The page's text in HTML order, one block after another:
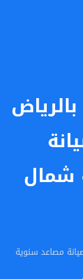
صيانة
شمال
0555430837 عقود صيانة مصاعد سنوية